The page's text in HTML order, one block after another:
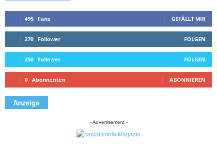
495 Fans GEFÄLLT MIR
270 Follower FOLGEN
250 Follower FOLGEN
0 Abonnenten ABONNIEREN
Anzeige
- Advertisement -